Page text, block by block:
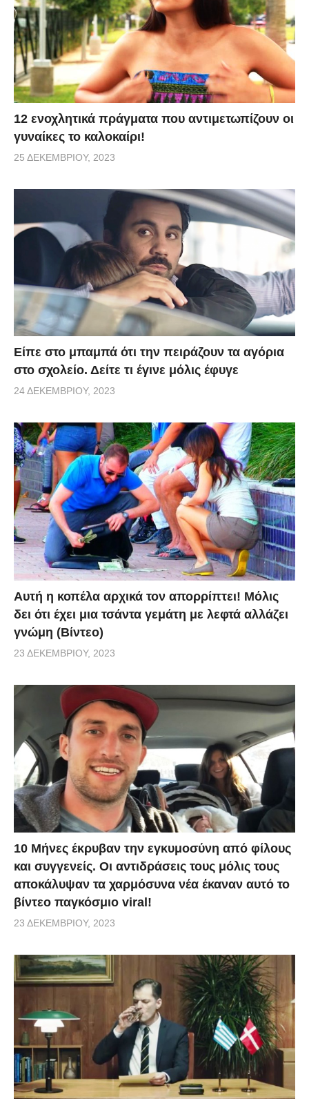
12 ενοχλητικά πράγματα που αντιμετωπίζουν οι
γυναίκες το καλοκαίρι!
25 ΔΕΚΕΜΒΡΊΟΥ, 2023
Είπε στο μπαμπά ότι την πειράζουν τα αγόρια
στο σχολείο. Δείτε τι έγινε μόλις έφυγε
24 ΔΕΚΕΜΒΡΊΟΥ, 2023
Αυτή η κοπέλα αρχικά τον απορρίπτει! Μόλις
δει ότι έχει μια τσάντα γεμάτη με λεφτά αλλάζει
γνώμη (Βίντεο)
23 ΔΕΚΕΜΒΡΊΟΥ, 2023
10 Μήνες έκρυβαν την εγκυμοσύνη από φίλους
και συγγενείς. Οι αντιδράσεις τους μόλις τους
αποκάλυψαν τα χαρμόσυνα νέα έκαναν αυτό το
βίντεο παγκόσμιο viral!
23 ΔΕΚΕΜΒΡΊΟΥ, 2023